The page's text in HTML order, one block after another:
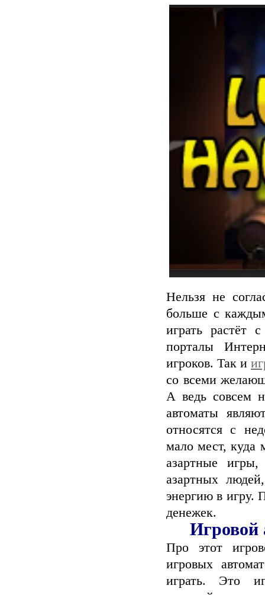
Нельзя не
больше с
играть растёт
порталы
игроков. Так и
со всеми
А ведь совсем
автоматы
относятся с
мало мест, куда
азартные
азартных
энергию в игру.
денежек.
Игровой
Про этот
игровых
играть. Это